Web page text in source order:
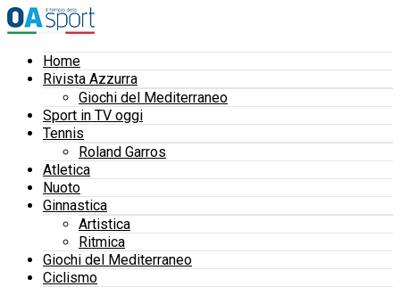
Home
Rivista Azzurra
Giochi del Mediterraneo
Sport in TV oggi
Tennis
Roland Garros
Atletica
Nuoto
Ginnastica
Artistica
Ritmica
Giochi del Mediterraneo
Ciclismo